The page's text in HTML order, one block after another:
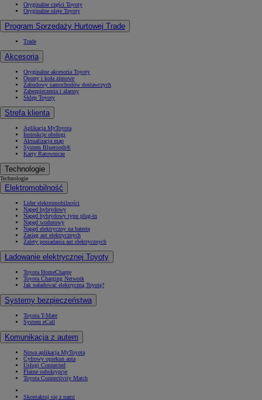
Oryginalne części Toyoty
Oryginalne oleje Toyoty
Program Sprzedaży Hurtowej Trade
Trade
Akcesoria
Oryginalne akcesoria Toyoty
Opony i koła zimowe
Zabudowy samochodów dostawczych
Zabezpieczenia i alarmy
Sklep Toyoty
Strefa klienta
Aplikacja MyToyota
Instrukcje obsługi
Aktualizacja map
System Bluetooth®
Karty Ratownicze
Technologie
Technologie
Elektromobilność
Lider elektromobilności
Napęd hybrydowy
Napęd hybrydowy typu plug-in
Napęd wodorowy
Napęd elektryczny na baterię
Zasięg aut elektrycznych
Zalety posiadania aut elektrycznych
Ładowanie elektrycznej Toyoty
Toyota HomeCharge
Toyota Charging Network
Jak naładować elektryczną Toyotę?
Systemy bezpieczeństwa
Toyota T-Mate
System eCall
Komunikacja z autem
Nowa aplikacja MyToyota
Cyfrowy opiekun auta
Usługi Connected
Płatne subskrypcje
Toyota Connectivity Match
Skontaktuj się z nami